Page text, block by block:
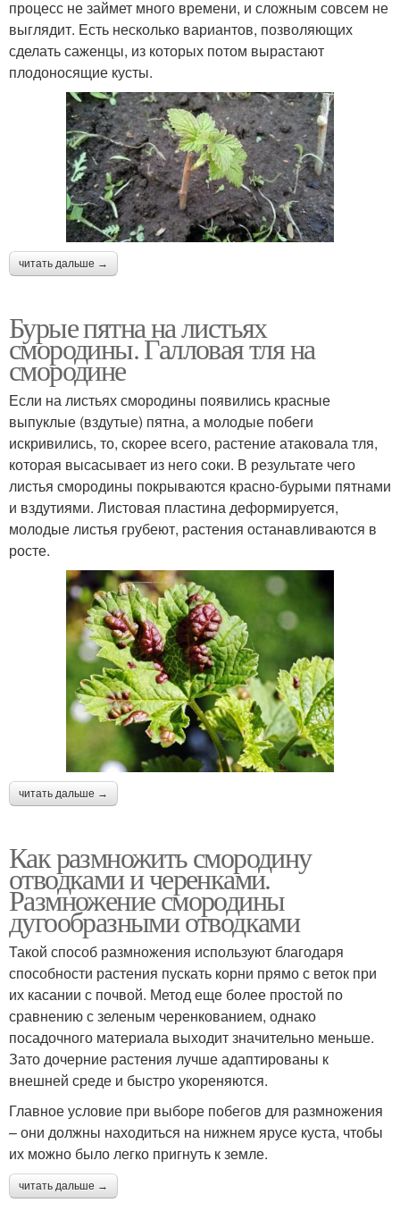
процесс не займет много времени, и сложным совсем не
выглядит. Есть несколько вариантов, позволяющих
сделать саженцы, из которых потом вырастают
плодоносящие кусты.
читать дальше →
Бурые пятна на листьях
смородины. Галловая тля на
смородине
Если на листьях смородины появились красные
выпуклые (вздутые) пятна, а молодые побеги
искривились, то, скорее всего, растение атаковала тля,
которая высасывает из него соки. В результате чего
листья смородины покрываются красно-бурыми пятнами
и вздутиями. Листовая пластина деформируется,
молодые листья грубеют, растения останавливаются в
росте.
читать дальше →
Как размножить смородину
отводками и черенками.
Размножение смородины
дугообразными отводками
Такой способ размножения используют благодаря
способности растения пускать корни прямо с веток при
их касании с почвой. Метод еще более простой по
сравнению с зеленым черенкованием, однако
посадочного материала выходит значительно меньше.
Зато дочерние растения лучше адаптированы к
внешней среде и быстро укореняются.
Главное условие при выборе побегов для размножения
– они должны находиться на нижнем ярусе куста, чтобы
их можно было легко пригнуть к земле.
читать дальше →